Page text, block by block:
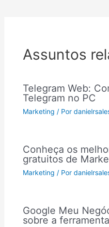
Assuntos
Telegram Web:
Telegram no PC
Marketing / Por
Conheça os
gratuitos de
Marketing / Por
Google Meu
sobre a ferramenta